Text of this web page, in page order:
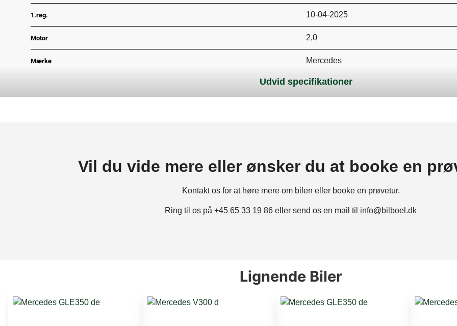
1.reg. 10-04-2025
Motor 2,0
Mærke Mercedes
DKK 0
Udvid specifikationer
Vil du vide mere eller ønsker du at booke en
Kontaktos for at høre mere om bilen eller booke en prøvetur.
Ring til os på +45 65 33 19 86 eller send os en mail til info@bilboel.dk
Lignende Biler